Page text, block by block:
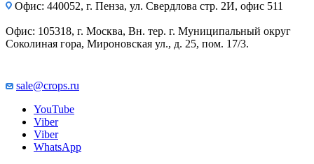
Офис: 440052, г. Пенза, ул. Свердлова стр. 2И, офис 511
Офис: 105318, г. Москва, Вн. тер. г. Муниципальный округ
Соколиная гора, Мироновская ул., д. 25, пом. 17/3.
sale@crops.ru
YouTube
Viber
Viber
WhatsApp